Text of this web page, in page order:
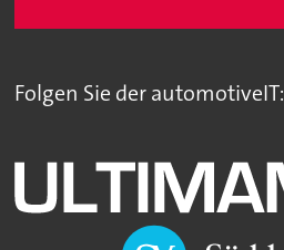
Folgen Sie der automotiveIT: